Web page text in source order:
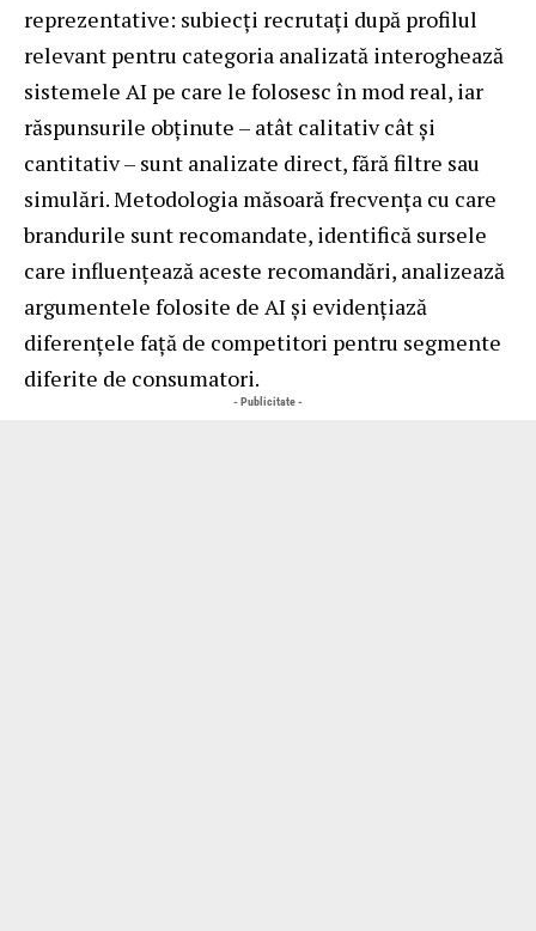
reprezentative: subiecți recrutați după profilul
relevant pentru categoria analizată interoghează
sistemele AI pe care le folosesc în mod real, iar
răspunsurile obținute – atât calitativ cât și
cantitativ – sunt analizate direct, fără filtre sau
simulări. Metodologia măsoară frecvența cu care
brandurile sunt recomandate, identifică sursele
care influențează aceste recomandări, analizează
argumentele folosite de AI și evidențiază
diferențele față de competitori pentru segmente
diferite de consumatori.
- Publicitate -